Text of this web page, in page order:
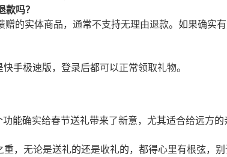
吗？
的实体商品，通常不支持无理由退款。如果确实
手极速版，登录后都可以正常领取礼物。
能确实给春节送礼带来了新意，尤其适合给远方的
重，无论是送礼的还是收礼的，都得心里有根弦，别